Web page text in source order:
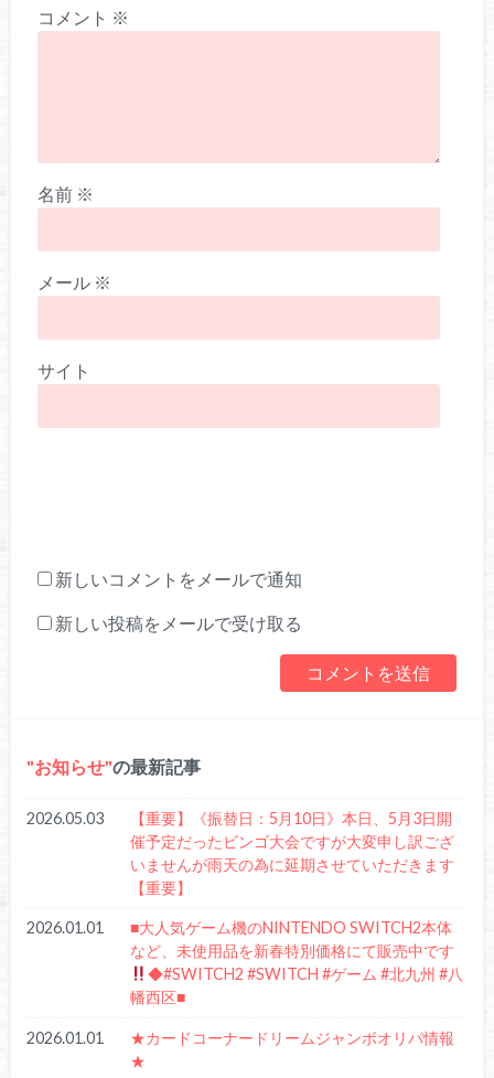
コメント ※
名前 ※
メール ※
サイト
新しいコメントをメールで通知
新しい投稿をメールで受け取る
お知らせ の最新記事
2026.05.03
【重要】《振替日：5月10日》本日、5月3日開
催予定だったビンゴ大会ですが大変申し訳ござ
いませんが雨天の為に延期させていただきます
【重要】
2026.01.01
■大人気ゲーム機のNINTENDO SWITCH2本体
など、未使用品を新春特別価格にて販売中です
◆#SWITCH2 #SWITCH #ゲーム #北九州 #八
幡西区■
2026.01.01
★カードコーナードリームジャンボオリパ情報
★